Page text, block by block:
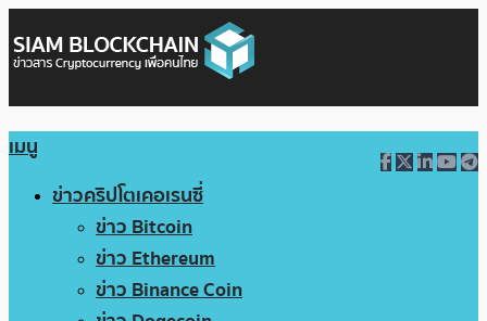
เมนู
ข่าวคริปโตเคอเรนซี่
ข่าว Bitcoin
ข่าว Ethereum
ข่าว Binance Coin